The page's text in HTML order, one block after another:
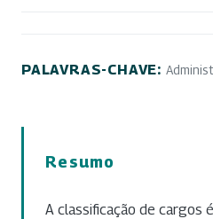
PALAVRAS-CHAVE:
Resumo
A classificação de cargos